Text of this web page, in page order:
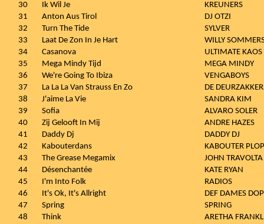
30
Ik Wil Je
KREUNERS
31
Anton Aus Tirol
DJ OTZI
32
Turn The Tide
SYLVER
33
Laat De Zon In Je Hart
WILLY
34
Casanova
ULTIMATE KAOS
35
Mega Mindy Tijd
MEGA MINDY
36
We're Going To Ibiza
VENGABOYS
37
La La La Van Strauss En Zo
DE
38
J'aime La Vie
SANDRA KIM
39
Sofia
ALVARO SOLER
40
Zij Gelooft In Mij
ANDRE HAZES
41
Daddy Dj
DADDY DJ
42
Kabouterdans
KABOUTER PLOP
43
The Grease Megamix
JOHN
44
Désenchantée
KATE RYAN
45
I'm Into Folk
RADIOS
46
It's Ok, It's Allright
DEF DAMES
47
Spring
SPRING
48
Think
ARETHA